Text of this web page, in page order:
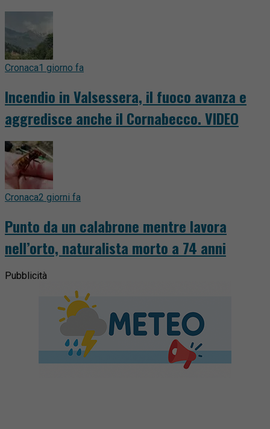
Cronaca1 giorno fa
Incendio in Valsessera, il fuoco avanza e
aggredisce anche il Cornabecco. VIDEO
Cronaca2 giorni fa
Punto da un calabrone mentre lavora
nell’orto, naturalista morto a 74 anni
Pubblicità